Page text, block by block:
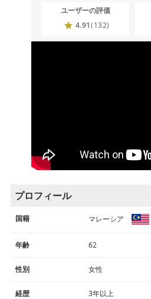
ユーザーの評価
4.91(132)
プロフィール
国籍 マレーシア
年齢 62
性別 女性
経歴 3年以上